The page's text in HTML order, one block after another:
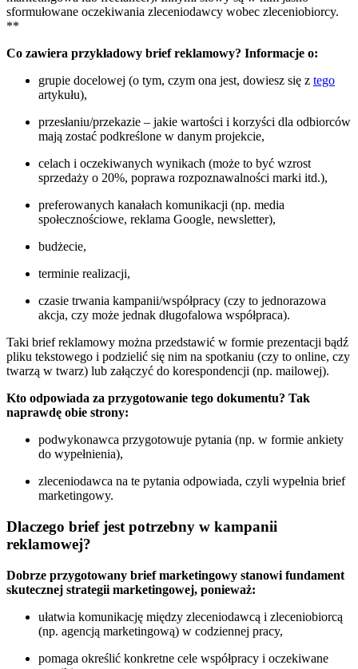
sformułowane oczekiwania zleceniodawcy wobec zleceniobiorcy.
**
Co zawiera przykładowy brief reklamowy? Informacje o:
grupie docelowej (o tym, czym ona jest, dowiesz się z tego
artykułu),
przesłaniu/przekazie – jakie wartości i korzyści dla odbiorców
mają zostać podkreślone w danym projekcie,
celach i oczekiwanych wynikach (może to być wzrost
sprzedaży o 20%, poprawa rozpoznawalności marki itd.),
preferowanych kanałach komunikacji (np. media
społecznościowe, reklama Google, newsletter),
budżecie,
terminie realizacji,
czasie trwania kampanii/współpracy (czy to jednorazowa
akcja, czy może jednak długofalowa współpraca).
Taki brief reklamowy można przedstawić w formie prezentacji bądź
pliku tekstowego i podzielić się nim na spotkaniu (czy to online, czy
twarzą w twarz) lub załączyć do korespondencji (np. mailowej).
Kto odpowiada za przygotowanie tego dokumentu? Tak
naprawdę obie strony:
podwykonawca przygotowuje pytania (np. w formie ankiety
do wypełnienia),
zleceniodawca na te pytania odpowiada, czyli wypełnia brief
marketingowy.
Dlaczego brief jest potrzebny w kampanii
reklamowej?
Dobrze przygotowany brief marketingowy stanowi fundament
skutecznej strategii marketingowej, ponieważ:
ułatwia komunikację między zleceniodawcą i zleceniobiorcą
(np. agencją marketingową) w codziennej pracy,
pomaga określić konkretne cele współpracy i oczekiwane